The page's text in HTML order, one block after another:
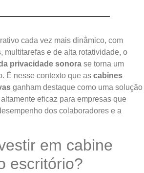
cada vez mais dinâmico, com
multitarefas e de alta rotatividade, o
privacidade sonora se torna um
É nesse contexto que as cabines
ganham destaque como uma solução
eficaz para empresas que
dos colaboradores e a
em cabine
escritório?